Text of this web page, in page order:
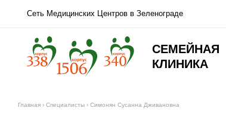
Сеть Медицинских Центров в Зеленограде
СЕМЕЙНАЯ
КЛИНИКА
Главная › Специалисты › Симонян Сусанна Дживановна